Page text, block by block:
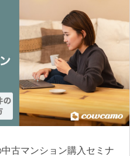
古マンション購入セミナ